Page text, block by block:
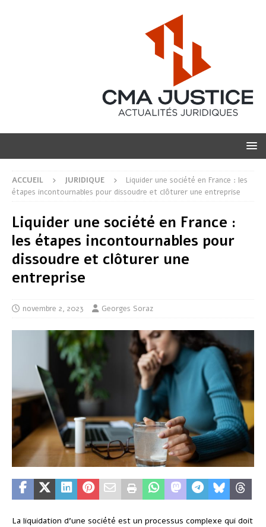
ACCUEIL JURIDIQUE
Liquider une société en France : les
étapes incontournables pour dissoudre et clôturer une entreprise
Liquider une société en France :
les étapes incontournables pour
dissoudre et clôturer une
entreprise
novembre 2, 2023 Georges Soraz
La liquidation d’une société est un processus complexe qui doit